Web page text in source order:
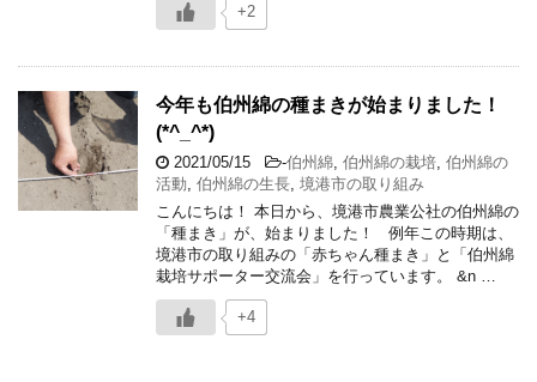
+2
今年も伯州綿の種まきが始まりました！
(*^_^*)
2021/05/15 -伯州綿 伯州綿の栽培 伯州綿の
活動 伯州綿の生長 境港市の取り組み
こんにちは！ 本日から、境港市農業公社の伯州綿の
「種まき」が、始まりました！ 例年この時期は、
境港市の取り組みの「赤ちゃん種まき」と「伯州綿
栽培サポーター交流会」を行っています。 &n …
+4